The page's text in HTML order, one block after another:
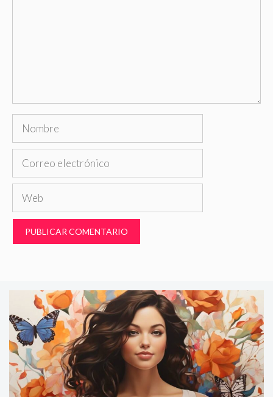
Nombre
Correo
Web